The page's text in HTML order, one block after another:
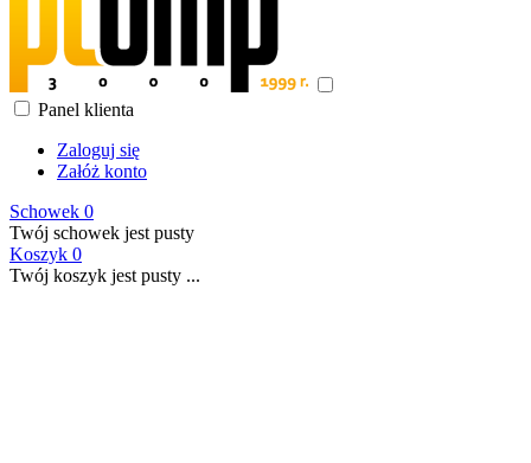
Panel klienta
Zaloguj się
Załóż konto
Schowek 0
Twój schowek jest pusty
Koszyk 0
Twój koszyk jest pusty ...